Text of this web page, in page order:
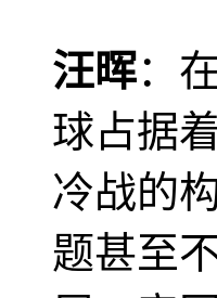
汪晖：
球占据
冷战的
题甚至